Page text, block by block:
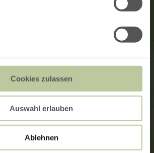
Cookies zulassen
Auswahl erlauben
Ablehnen